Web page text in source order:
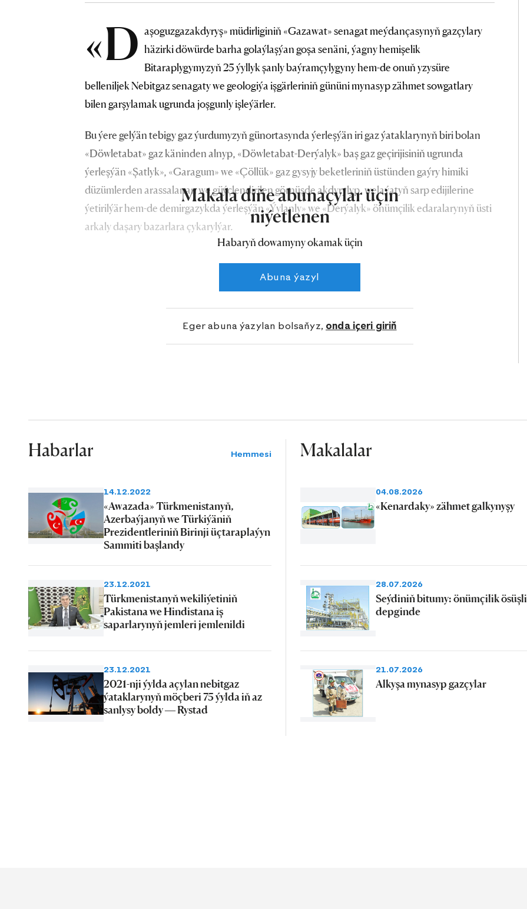
«D aşoguzgazakdyryş» müdirliginiň «Gazawat» senagat meýdançasynyň gazçylary
häzirki döwürde barha golaýlaşýan goşa senäni, ýagny hemişelik
Bitaraplygymyzyň 25 ýyllyk şanly baýramçylygyny hem-de onuň yzysüre
belleniljek Nebitgaz senagaty we geologiýa işgärleriniň gününi mynasyp zähmet sowgatlary
bilen garşylamak ugrunda joşgunly işleýärler.
Bu ýere gelýän tebigy gaz ýurdumyzyň günortasynda ýerleşýän iri gaz ýataklarynyň biri bolan
«Döwletabat» gaz käninden alnyp, «Döwletabat-Derýalyk» baş gaz geçirijisiniň ugrunda
ýerleşýän «Şatlyk», «Garagum» we «Çöllük» gaz gysyjy beketleriniň üstünden gaýry himiki
düzümlerden arassalanan we güýçlendirilen görnüşde akdyrylyp, welaýatyň sarp edijilerine
ýetirilýär hem-de demirgazykda ýerleşýän «Ýylanly» we «Derýalyk» önümçilik edaralarynyň üsti
arkaly daşary bazarlara çykarylýar.
Makala diňe abunaçylar üçin
niýetlenen
Habaryň dowamyny okamak üçin
Abuna ýazyl
Eger abuna ýazylan bolsaňyz, onda içeri giriň
Habarlar Hemmesi
14.12.2022
«Awazada» Türkmenistanyň,
Azerbaýjanyň we Türkiýäniň
Prezidentleriniň Birinji üçtaraplaýyn
Sammiti başlandy
23.12.2021
Türkmenistanyň wekiliýetiniň
Pakistana we Hindistana iş
saparlarynyň jemleri jemlenildi
23.12.2021
2021-nji ýylda açylan nebitgaz
ýataklarynyň möçberi 75 ýylda iň az
sanlysy boldy — Rystad
Makalalar
04.08.2026
«Kenardaky» zähmet galkynyşy
28.07.2026
Seýdiniň bitumy: önümçilik ösüşli
depginde
21.07.2026
Alkyşa mynasyp gazçylar